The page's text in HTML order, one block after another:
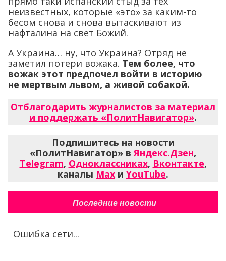
неизвестных, которые «это» за каким-то
бесом снова и снова вытаскивают из
нафталина на свет Божий.
А Украина… ну, что Украина? Отряд не
заметил потери вожака. Тем более, что
вожак этот предпочел войти в историю
не мертвым львом, а живой собакой.
Отблагодарить журналистов за материал
и поддержать «ПолитНавигатор».
Подпишитесь на новости
«ПолитНавигатор» в Яндекс.Дзен,
Telegram, Одноклассниках, Вконтакте,
каналы Max и YouTube.
Последние новости
Ошибка сети...